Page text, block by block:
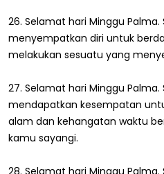
26. Selamat hari Minggu
menyempatkan diri untuk
melakukan sesuatu yang
27. Selamat hari Minggu
mendapatkan kesempatan
alam dan kehangatan waktu
kamu sayangi.